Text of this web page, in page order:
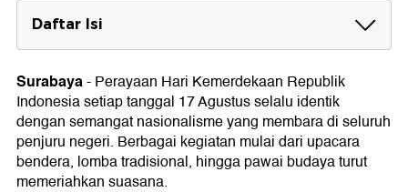
Daftar Isi
Lagu Nasional untuk Acara 17 Agustus
1. Lagu Dari Sabang Sampai Merauke
2. Lagu Mengheningkan Cipta
3. Lagu Satu Nusa Satu Bangsa
4. Lagu Berkibarlah Benderaku
5. Lagu Hari Merdeka (17 Agustus 45)
6. Lagu Bangun Pemuda Pemudi
7. Tanah Airku
Surabaya-Perayaan Hari Kemerdekaan Republik
Indonesia setiap tanggal 17 Agustus selalu identik
dengan semangat nasionalisme yang membara di seluruh
penjuru negeri. Berbagai kegiatan mulai dari upacara
bendera, lomba tradisional, hingga pawai budaya turut
memeriahkan suasana.